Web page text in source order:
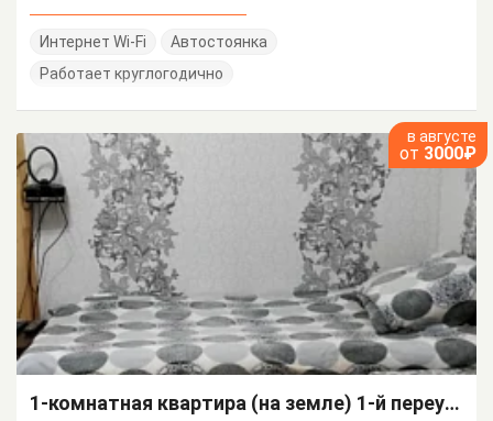
Интернет Wi-Fi
Автостоянка
Работает круглогодично
в августе
от 3000₽
1-комнатная квартира (на земле) 1-й переулок Терешковой 7